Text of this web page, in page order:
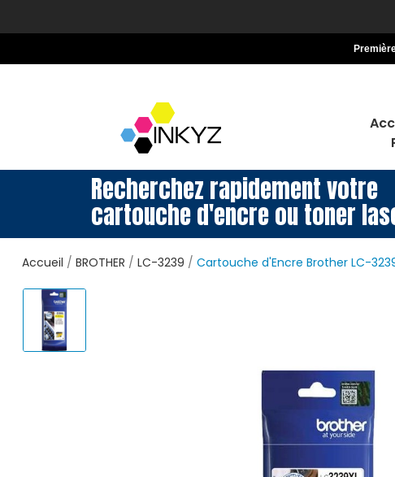
Recherchez rapidement votre
cartouche d'encre ou toner
Accueil BROTHER LC-3239 Cartouche d'Encre Brother LC-